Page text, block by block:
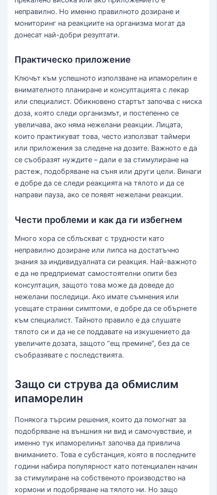
неправилно. Но именно правилното дозиране и
мониторинг на реакциите на организма могат да
донесат най-добри резултати.
Практическо приложение
Ключът към успешното използване на ипаморелин е
внимателното планиране и консултацията с лекар
или специалист. Обикновено стартът започва с ниска
доза, която следи организмът, и постепенно се
увеличава, ако няма нежелани реакции. Лицата,
които практикуват това, често използват таймери
или приложения за следене на дозите. Важното е да
се съобразят нуждите – дали е за стимулиране на
растеж, подобряване на съня или други цели. Винаги
е добре да се следи реакцията на тялото и да се
направи пауза, ако се появят нежелани реакции.
Чести проблеми и как да ги избегнем
Много хора се сблъскват с трудности като
неправилно дозиране или липса на достатъчно
знания за индивидуалната си реакция. Най-важното
е да не предприемат самостоятелни опити без
консултация, защото това може да доведе до
нежелани последици. Ако имате съмнения или
усещате странни симптоми, е добре да се обърнете
към специалист. Тайното правило е да слушате
тялото си и да не се поддавате на изкушението да
увеличите дозата, защото “ещ премине”, без да се
съобразявате с последствията.
Защо си струва да обмислим
ипаморелин
Понякога търсим решения, които да помогнат за
подобряване на външния ни вид и самочувствие, и
именно тук ипаморелинът започва да привлича
вниманието. Това е субстанция, която в последните
години набира популярност като потенциален начин
за стимулиране на собственото производство на
хормони и подобряване на тялото ни. Но защо